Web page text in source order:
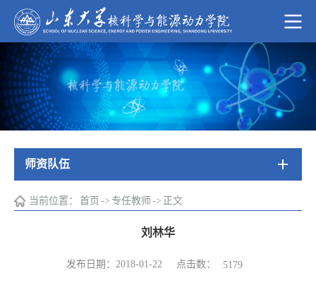
师资队伍
当前位置： 首页 -> 专任教师 -> 正文
刘林华
发布日期：2018-01-22 点击数： 5179